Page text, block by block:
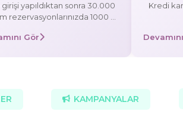
girişi yapıldıktan sonra 30.000
rezervasyonlarınızda 1000 TL
Gör
Kredi
KAMPANYALAR